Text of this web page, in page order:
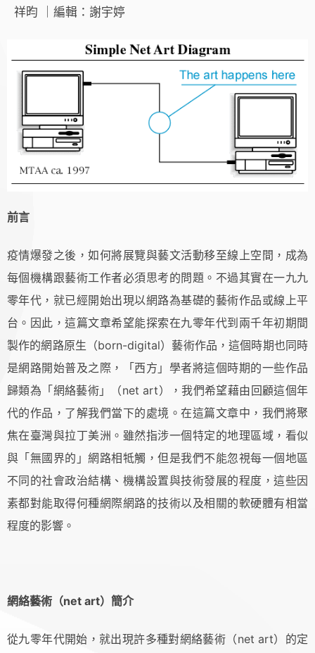
祥昀 ｜編輯：謝宇婷
前言
疫情爆發之後，如何將展覽與藝文活動移至線上空間，成為
每個機構跟藝術工作者必須思考的問題。不過其實在一九九
零年代，就已經開始出現以網路為基礎的藝術作品或線上平
台。因此，這篇文章希望能探索在九零年代到兩千年初期間
製作的網路原生（born-digital）藝術作品，這個時期也同時
是網路開始普及之際，「西方」學者將這個時期的一些作品
歸類為「網絡藝術」（net art），我們希望藉由回顧這個年
代的作品，了解我們當下的處境。在這篇文章中，我們將聚
焦在臺灣與拉丁美洲。雖然指涉一個特定的地理區域，看似
與「無國界的」網路相牴觸，但是我們不能忽視每一個地區
不同的社會政治結構、機構設置與技術發展的程度，這些因
素都對能取得何種網際網路的技術以及相關的軟硬體有相當
程度的影響。
網絡藝術（net art）簡介
從九零年代開始，就出現許多種對網絡藝術（net art）的定